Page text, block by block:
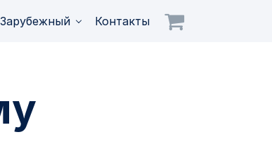
Зарубежный Контакты